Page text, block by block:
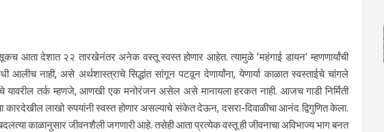
आता देशात २२ तारखेनंतर अनेक वस्तू स्वस्त होणार आहेत. त्यामुळे ‘महंगाई डायन’ म्हणणार्यांची
आलीच नाही, असे अर्थशास्त्राचे सिद्धांत सांगून पटवून देणार्यांना, येणार्या काळात स्वस्ताईचे चांगले
यावरील तर्क म्हणजे, आणखी एक मनोरंजन असेल असे मानायला हरकत नाही. आजच गाडी निर्मिती
कारदेखील लाखो रुपयांनी स्वस्त होणार असल्याचे संकेत देऊन, दसरा-दिवाळीचा आनंद द्विगुणित केला.
काळानुसार जीवनशैली जगणारी आहे. तसेही आता प्रत्येक वस्तू ही जीवनाचा अविभाज्य भाग बनत